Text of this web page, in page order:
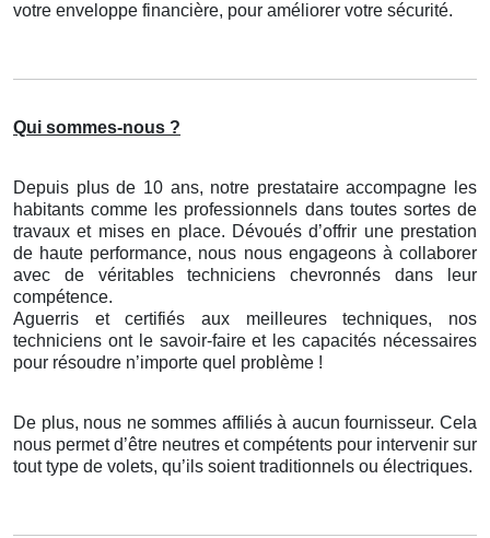
votre enveloppe financière, pour améliorer votre sécurité.
Qui sommes-nous ?
Depuis plus de 10 ans, notre prestataire accompagne les
habitants comme les professionnels dans toutes sortes de
travaux et mises en place. Dévoués d’offrir une prestation
de haute performance, nous nous engageons à collaborer
avec de véritables techniciens chevronnés dans leur
compétence.
Aguerris et certifiés aux meilleures techniques, nos
techniciens ont le savoir-faire et les capacités nécessaires
pour résoudre n’importe quel problème !
De plus, nous ne sommes affiliés à aucun fournisseur. Cela
nous permet d’être neutres et compétents pour intervenir sur
tout type de volets, qu’ils soient traditionnels ou électriques.